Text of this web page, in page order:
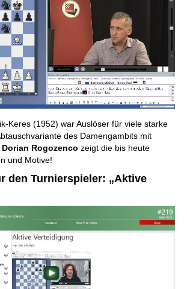
Keres (1952) war Auslöser für viele starke
des Damengambits mit
Dorian Rogozenco zeigt die bis heute
und Motive!
den Turnierspieler: „Aktive